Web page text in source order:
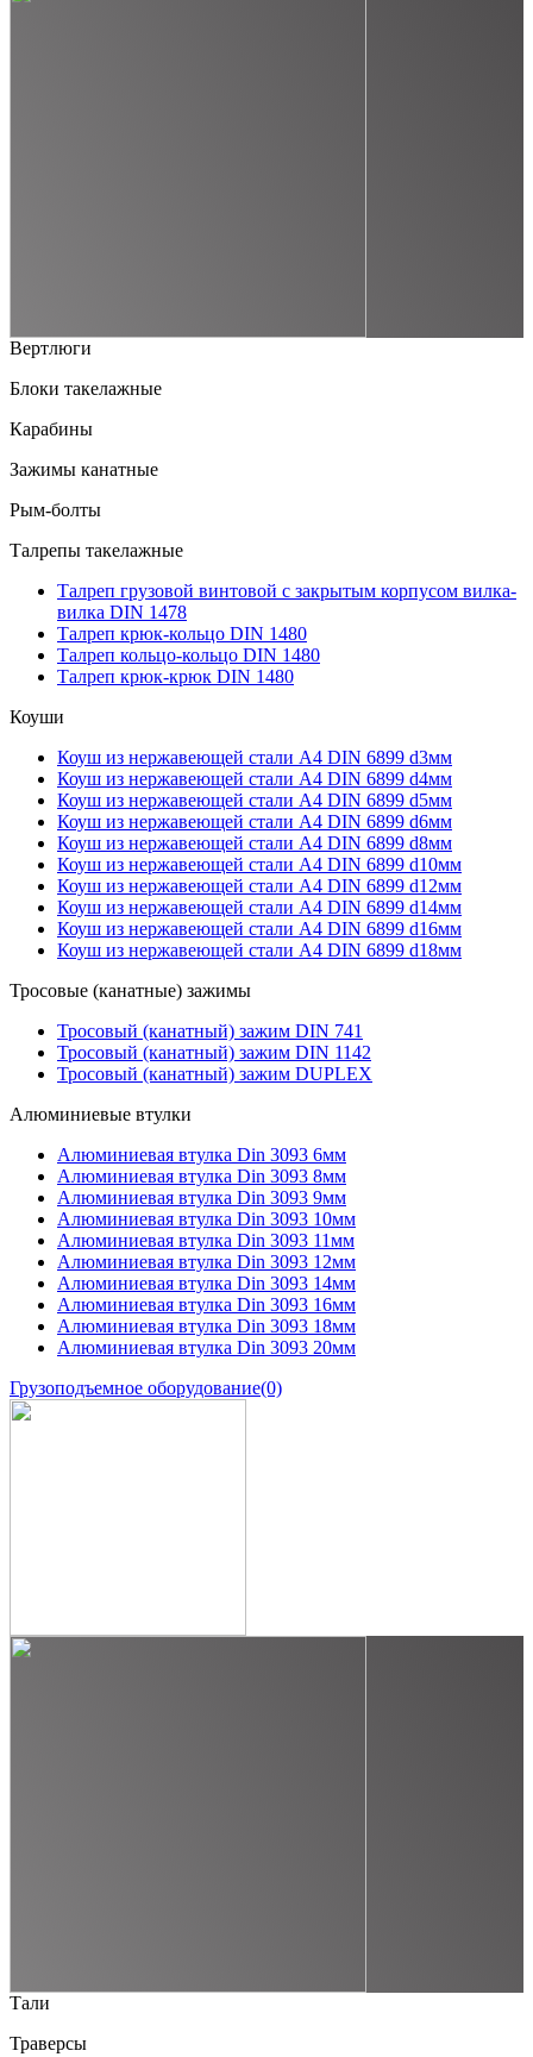
Вертлюги
Блоки такелажные
Карабины
Зажимы канатные
Рым-болты
Талрепы такелажные
Талреп грузовой винтовой с закрытым корпусом вилка-
вилка DIN 1478
Талреп крюк-кольцо DIN 1480
Талреп кольцо-кольцо DIN 1480
Талреп крюк-крюк DIN 1480
Коуши
Коуш из нержавеющей стали А4 DIN 6899 d3мм
Коуш из нержавеющей стали А4 DIN 6899 d4мм
Коуш из нержавеющей стали А4 DIN 6899 d5мм
Коуш из нержавеющей стали А4 DIN 6899 d6мм
Коуш из нержавеющей стали А4 DIN 6899 d8мм
Коуш из нержавеющей стали А4 DIN 6899 d10мм
Коуш из нержавеющей стали А4 DIN 6899 d12мм
Коуш из нержавеющей стали А4 DIN 6899 d14мм
Коуш из нержавеющей стали А4 DIN 6899 d16мм
Коуш из нержавеющей стали А4 DIN 6899 d18мм
Тросовые (канатные) зажимы
Тросовый (канатный) зажим DIN 741
Тросовый (канатный) зажим DIN 1142
Тросовый (канатный) зажим DUPLEX
Алюминиевые втулки
Алюминиевая втулка Din 3093 6мм
Алюминиевая втулка Din 3093 8мм
Алюминиевая втулка Din 3093 9мм
Алюминиевая втулка Din 3093 10мм
Алюминиевая втулка Din 3093 11мм
Алюминиевая втулка Din 3093 12мм
Алюминиевая втулка Din 3093 14мм
Алюминиевая втулка Din 3093 16мм
Алюминиевая втулка Din 3093 18мм
Алюминиевая втулка Din 3093 20мм
Грузоподъемное оборудование(0)
Тали
Траверсы